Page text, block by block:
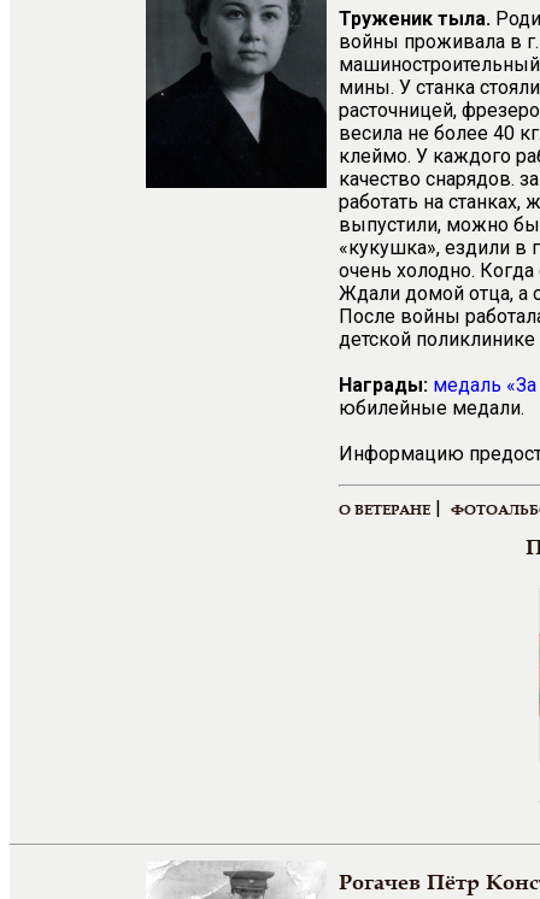
Труженик тыла.
войны проживала в
мины. У станка
расточницей,
весила не более 40
клеймо. У каждого
качество снарядов.
работать на
выпустили, можно
«кукушка», ездили в
очень холодно.
Ждали домой отца, а
После войны
детской поликлинике
Награды: медаль
юбилейные медали.
Информацию
О ВЕТЕРАНЕ |
Рогачев Пётр